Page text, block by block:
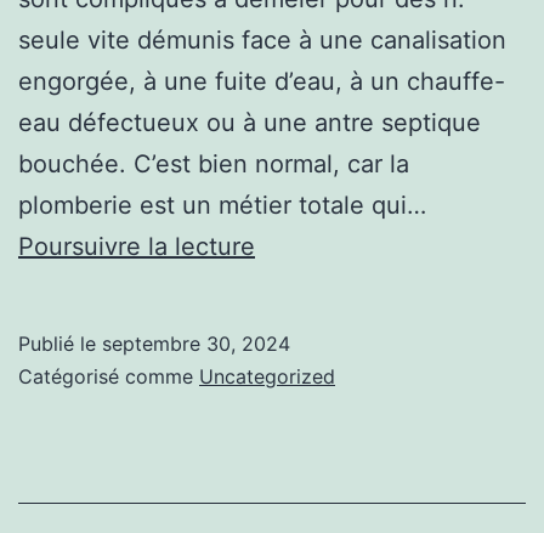
seule vite démunis face à une canalisation
engorgée, à une fuite d’eau, à un chauffe-
eau défectueux ou à une antre septique
bouchée. C’est bien normal, car la
plomberie est un métier totale qui…
Poursuivre la lecture
Publié le septembre 30, 2024
Catégorisé comme Uncategorized